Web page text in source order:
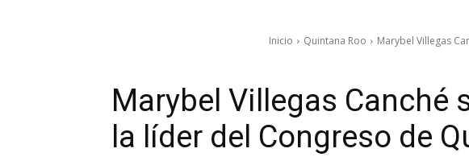
Inicio Quintana Roo Marybel Villegas
Marybel Villegas Canché
la líder del Congreso de